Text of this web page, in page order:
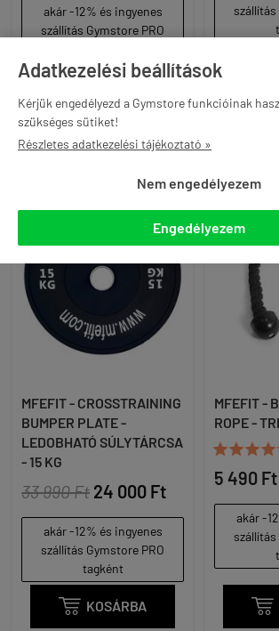
Adatkezelési beállítások
Kérjük engedélyezd a Gymstore funkcióinak
szükséges sütiket!
Részletes adatkezelési tájékoztató »
Nem engedélyezem
Engedélyezem
akár -12% és ingyenes
szállítás Gymstore PRO
szállítás
MFEFIT - CROSSTRAINING
BUMPER PLATE -
LEDOBHATÓ SÚLYTÁRCSA
- 15 KG
33 990 Ft 24 000 Ft
akár -12% és ingyenes
szállítás Gymstore PRO
tagként
 KOSÁRBA
MFEFIT -
ROPE -

5 490 Ft
akár -
szállítás
